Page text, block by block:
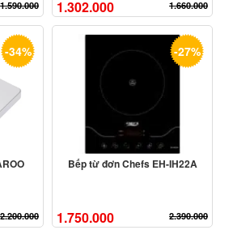
1.590.000 1.302.000 1.660.000
-34%
2.200.000
-27%
Bếp từ đơn Chefs EH-IH22A
1.750.000 2.390.000